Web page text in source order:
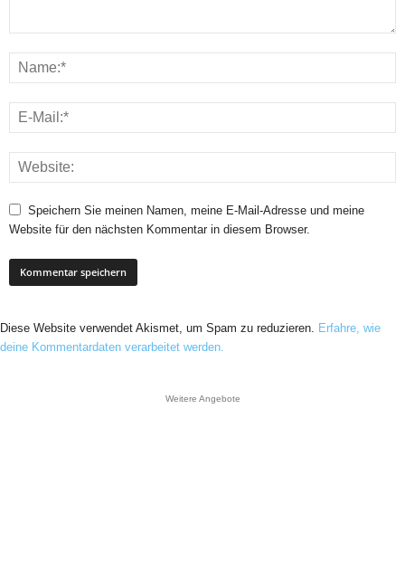
Speichern Sie meinen Namen, meine E-Mail-Adresse und meine
Website für den nächsten Kommentar in diesem Browser.
Diese Website verwendet Akismet, um Spam zu reduzieren. Erfahre, wie
deine Kommentardaten verarbeitet werden.
Weitere Angebote